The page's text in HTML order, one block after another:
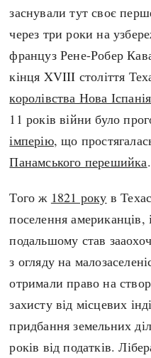
Регіони
Австралія
Азія
Америка
А(нта)рктика
Африка
Європа
заснували тут своє
через три роки на
француз Рене-Робер
кінця XVIII століття
королівства Нова Іспанія
11 років війни було
імперію, що
Панамського перешийка.
Того ж 1821 року в
поселення американців,
подальшому став
з огляду на
отримали право на
захисту від місцевих
придбання земельних
років від податків.